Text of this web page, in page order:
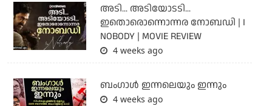
അടി... അടിയോടടി...
ഇതൊരൊന്നൊന്നര നോബഡി | I
NOBODY | MOVIE REVIEW
4 weeks ago
ബംഗാള്‍ ഇന്നലെയും ഇന്നും
4 weeks ago